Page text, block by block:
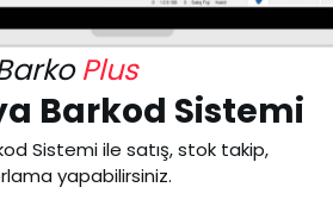
Plus
Barkod Sistemi
Sistemi ile satış, stok takip,
yapabilirsiniz.